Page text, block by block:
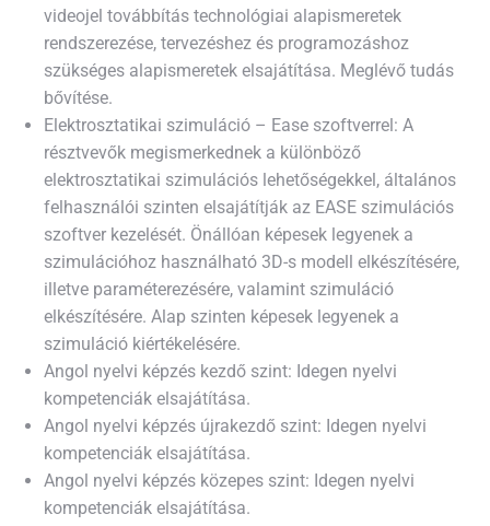
videojel továbbítás technológiai alapismeretek
rendszerezése, tervezéshez és programozáshoz
szükséges alapismeretek elsajátítása. Meglévő tudás
bővítése.
Elektrosztatikai szimuláció – Ease szoftverrel: A
résztvevők megismerkednek a különböző
elektrosztatikai szimulációs lehetőségekkel, általános
felhasználói szinten elsajátítják az EASE szimulációs
szoftver kezelését. Önállóan képesek legyenek a
szimulációhoz használható 3D-s modell elkészítésére,
illetve paraméterezésére, valamint szimuláció
elkészítésére. Alap szinten képesek legyenek a
szimuláció kiértékelésére.
Angol nyelvi képzés kezdő szint: Idegen nyelvi
kompetenciák elsajátítása.
Angol nyelvi képzés újrakezdő szint: Idegen nyelvi
kompetenciák elsajátítása.
Angol nyelvi képzés közepes szint: Idegen nyelvi
kompetenciák elsajátítása.